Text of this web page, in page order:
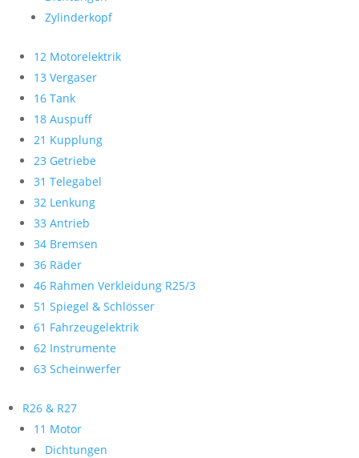
Zylinderkopf
12 Motorelektrik
13 Vergaser
16 Tank
18 Auspuff
21 Kupplung
23 Getriebe
31 Telegabel
32 Lenkung
33 Antrieb
34 Bremsen
36 Räder
46 Rahmen Verkleidung R25/3
51 Spiegel & Schlösser
61 Fahrzeugelektrik
62 Instrumente
63 Scheinwerfer
R26 & R27
11 Motor
Dichtungen